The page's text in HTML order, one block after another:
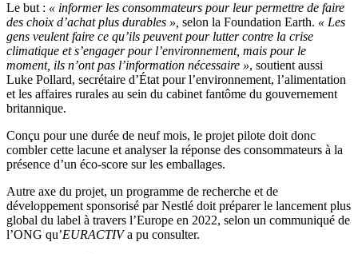
Le but : « informer les consommateurs pour leur permettre de faire
des choix d’achat plus durables », selon la Foundation Earth. « Les
gens veulent faire ce qu’ils peuvent pour lutter contre la crise
climatique et s’engager pour l’environnement, mais pour le
moment, ils n’ont pas l’information nécessaire », soutient aussi
Luke Pollard, secrétaire d’État pour l’environnement, l’alimentation
et les affaires rurales au sein du cabinet fantôme du gouvernement
britannique.
Conçu pour une durée de neuf mois, le projet pilote doit donc
combler cette lacune et analyser la réponse des consommateurs à la
présence d’un éco-score sur les emballages.
Autre axe du projet, un programme de recherche et de
développement sponsorisé par Nestlé doit préparer le lancement plus
global du label à travers l’Europe en 2022, selon un communiqué de
l’ONG qu’EURACTIVa pu consulter.